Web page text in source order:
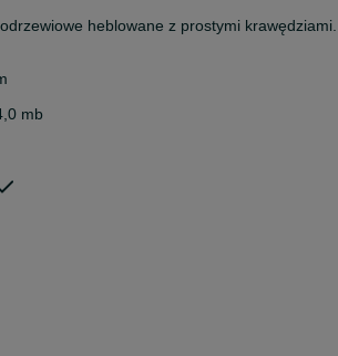
heblowane z prostymi krawędziami.
mb